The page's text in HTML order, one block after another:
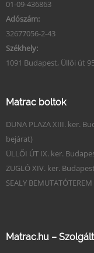
01-09-436863
Adószám:
32677056-2-43
Székhely:
1091 Budapest, Üllői út
Matrac boltok
DUNA PLAZA XIII. ker.
bejárat)
ÜLLŐI ÚT IX. ker.
ZUGLÓ XIV. ker.
SEALY
Matrac.hu –